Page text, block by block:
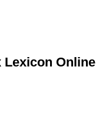
Lexicon Online